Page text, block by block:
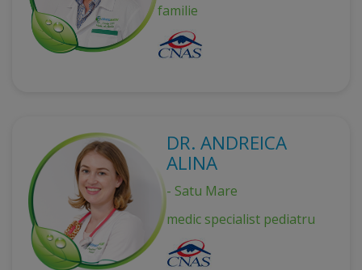
familie
DR. ANDREICA
ALINA
- Satu Mare
medic specialist pediatru